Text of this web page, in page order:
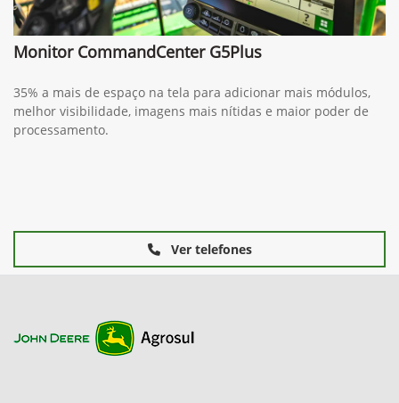
Monitor CommandCenter G5Plus
35% a mais de espaço na tela para adicionar mais módulos,
melhor visibilidade, imagens mais nítidas e maior poder de
processamento.
Ver telefones